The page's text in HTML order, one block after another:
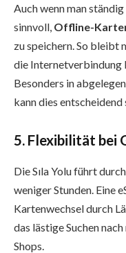
Auch wenn man
sinnvoll, Offline-
zu speichern. So bleibt
die Internetverbindung
Besonders in
kann dies entscheidend
5. Flexibilität bei
Die Sıla Yolu führt
weniger Stunden. Eine
Kartenwechsel durch
das lästige Suchen
Shops.